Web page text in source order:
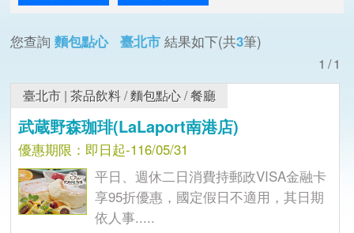
您查詢 麵包點心 臺北市 結果如下(共3筆)
1/1
臺北市 |茶品飲料/麵包點心/餐廳
武蔵野森珈琲(LaLaport南港店)
優惠期限：即日起-116/05/31
平日、週休二日消費持郵政VISA金融卡
享95折優惠，國定假日不適用，其日期
依人事.....